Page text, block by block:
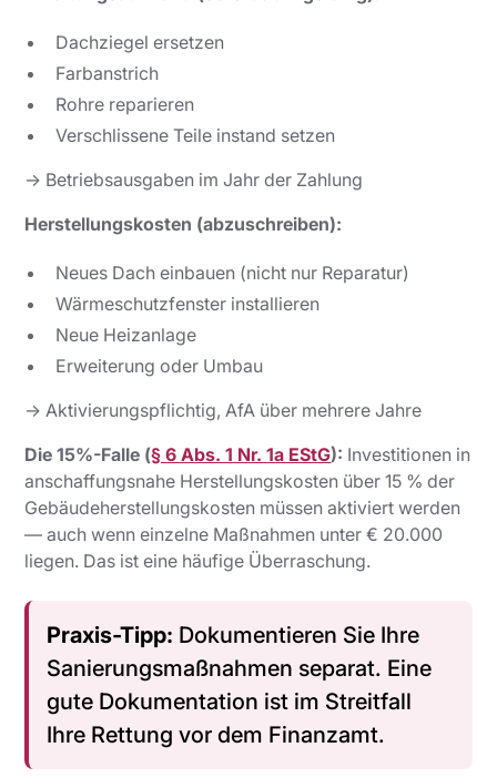
Dachziegel ersetzen
Farbanstrich
Rohre reparieren
Verschlissene Teile instand setzen
→ Betriebsausgaben im Jahr der Zahlung
Herstellungskosten (abzuschreiben):
Neues Dach einbauen (nicht nur Reparatur)
Wärmeschutzfenster installieren
Neue Heizanlage
Erweiterung oder Umbau
→ Aktivierungspflichtig, AfA über mehrere Jahre
Die 15%-Falle (§ 6 Abs. 1 Nr. 1a EStG): Investitionen in
anschaffungsnahe Herstellungskosten über 15 % der
Gebäudeherstellungskosten müssen aktiviert werden
— auch wenn einzelne Maßnahmen unter € 20.000
liegen. Das ist eine häufige Überraschung.
Praxis-Tipp: Dokumentieren Sie Ihre
Sanierungsmaßnahmen separat. Eine
gute Dokumentation ist im Streitfall
Ihre Rettung vor dem Finanzamt.